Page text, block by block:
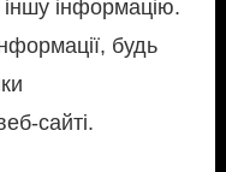
інформацію.
будь
сайті.